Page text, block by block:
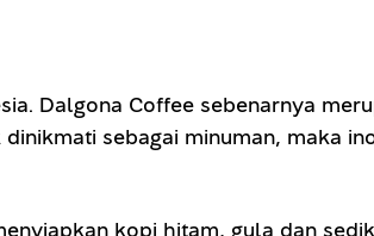
Dalgona Coffee sebenarnya
sebagai minuman, maka
kopi hitam, gula dan